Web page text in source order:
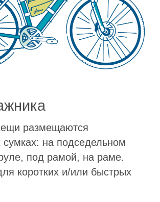
размещаются
сумках: на подседельном
под рамой, на раме.
коротких и/или быстрых